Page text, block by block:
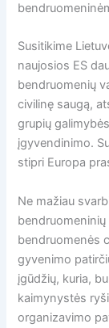
Susitikime
naujosios ES
bendruomenių
civilinę saugą,
grupių
įgyvendinimo.
stipri Europa
Ne mažiau
bendruomenės
gyvenimo
įgūdžių, kuria,
kaimynystės
organizavimo